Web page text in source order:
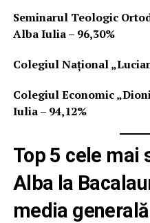
Seminarul Teologic
Alba Iulia – 96,30%
Colegiul Național
Colegiul Economic
Iulia – 94,12%
Top 5 cele mai
Alba la
media